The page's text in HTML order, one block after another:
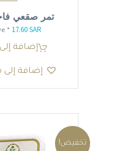
تمر صقعي فاخر –
السعر
الأصلي
20.70 SAR.
17.60SAR
SAR.
* VAT Inclusive
إضافة
إضافة إلى
تخفيض!